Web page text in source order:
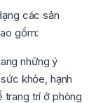
các sản
gồm:
những ý
khỏe, hạnh
trang trí ở phòng